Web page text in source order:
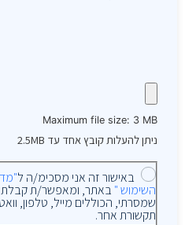
Maximum file size: 3 MB
ניתן להעלות קובץ אחד עד 2.5MB
באישור זה אני מסכימ/ה ל
השימוש " באתר, ומאפשר/ת קבלת
תקשורת אחר.